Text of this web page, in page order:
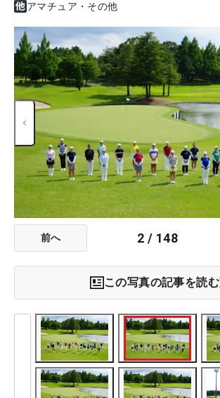
アマチュア・その他
前へ 2 / 148
この写真の記事を読む